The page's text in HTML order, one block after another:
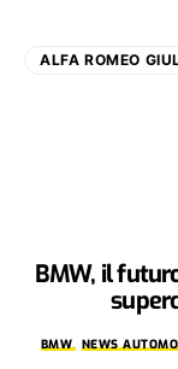
ALFA ROMEO
BMW, il
BMW NEWS